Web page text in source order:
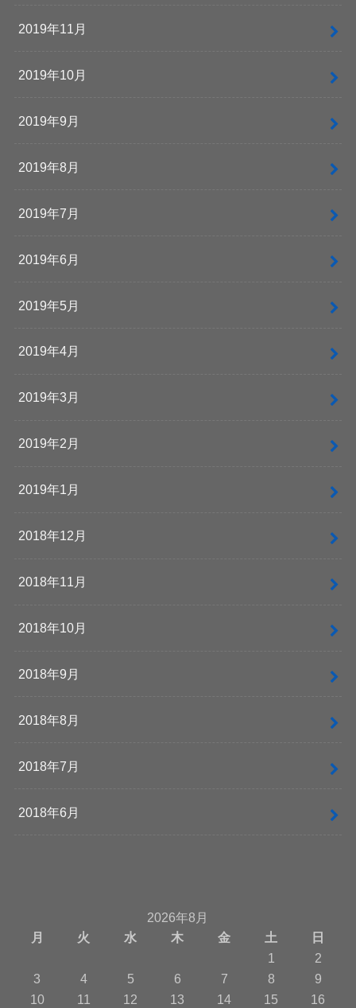
2019年11月
2019年10月
2019年9月
2019年8月
2019年7月
2019年6月
2019年5月
2019年4月
2019年3月
2019年2月
2019年1月
2018年12月
2018年11月
2018年10月
2018年9月
2018年8月
2018年7月
2018年6月
2026年8月
月
火 水 木 金 土
日
1
2
3
4 5 6 7 8
9
10
11 12 13 14 15 16